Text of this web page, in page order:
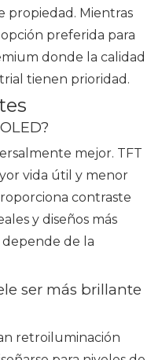
propiedad. Mientras
preferida para
donde la calidad
tienen prioridad.
mejor. TFT
vida útil y menor
contraste
y diseños más
depende de la
ser más brillante
retroiluminación